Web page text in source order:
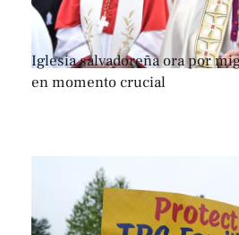
Iglesia salvadoreña ora por
en momento crucial